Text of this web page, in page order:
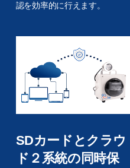
認を効率的に行えます。
SDカードとクラウ
ド２系統の同時保